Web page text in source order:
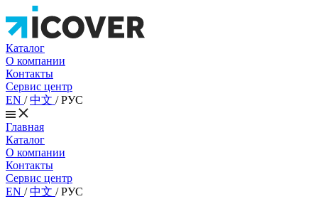
Каталог
О компании
Контакты
Сервис центр
EN /中文 /РУС
Главная
Каталог
О компании
Контакты
Сервис центр
EN /中文 /РУС